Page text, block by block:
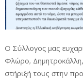
Ο Σύλλογος μας
Φλώρο,
στήριξή τους στην